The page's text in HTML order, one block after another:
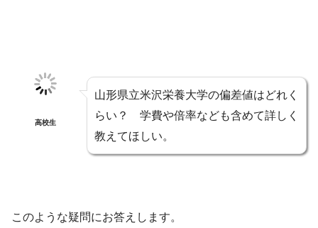
高校生
山形県立米沢栄養大学の偏差値はどれく
らい？ 学費や倍率なども含めて詳しく
教えてほしい。
このような疑問にお答えします。